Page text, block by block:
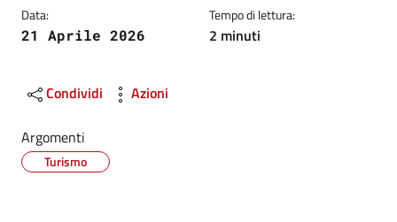
Data:
21 Aprile 2026
Tempo di lettura:
2 minuti
Condividi Azioni
Argomenti
Turismo